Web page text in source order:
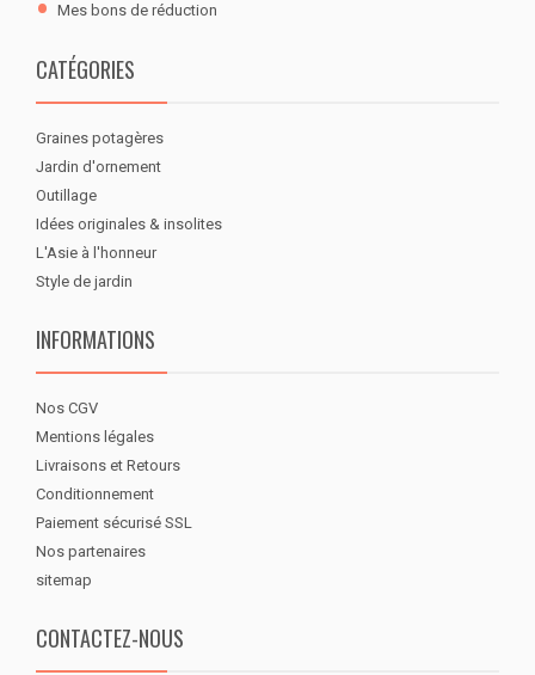
Mes bons de réduction
CATÉGORIES
Graines potagères
Jardin d'ornement
Outillage
Idées originales & insolites
L'Asie à l'honneur
Style de jardin
INFORMATIONS
Nos CGV
Mentions légales
Livraisons et Retours
Conditionnement
Paiement sécurisé SSL
Nos partenaires
sitemap
CONTACTEZ-NOUS